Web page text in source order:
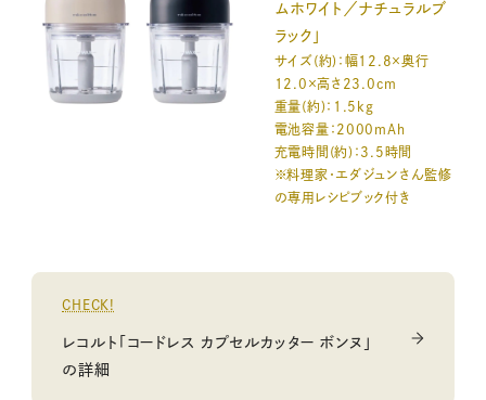
ムホワイト／ナチュラルブ
ラック」
サイズ(約)：幅12.8×奥行
12.0×高さ23.0cm
重量(約)：1.5kg
電池容量：2000mAh
充電時間(約)：3.5時間
※料理家・エダジュンさん監修
の専用レシピブック付き
CHECK!
レコルト「コードレス カプセルカッター ボンヌ」
の詳細